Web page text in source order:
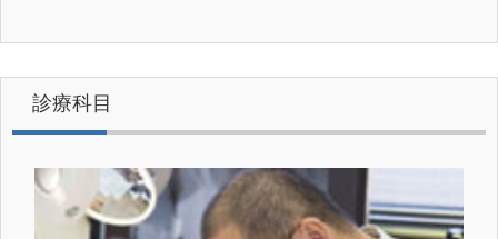
診療科目